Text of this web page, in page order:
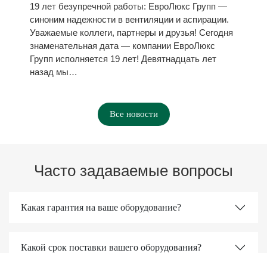
19 лет безупречной работы: ЕвроЛюкс Групп —
синоним надежности в вентиляции и аспирации.
Уважаемые коллеги, партнеры и друзья! Сегодня
знаменательная дата — компании ЕвроЛюкс
Групп исполняется 19 лет! Девятнадцать лет
назад мы…
Все новости
Часто задаваемые вопросы
Какая гарантия на ваше оборудование?
Какой срок поставки вашего оборудования?